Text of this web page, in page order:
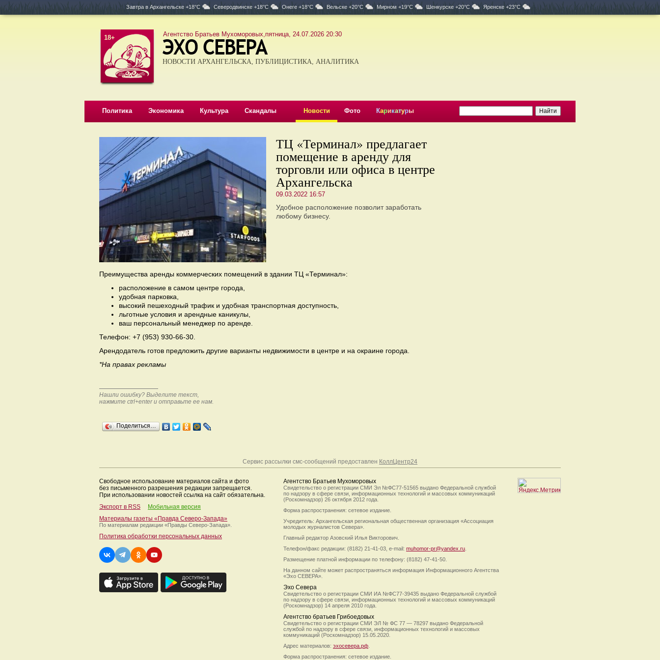
Завтра в Архангельске +18°C Северодвинске +18°C Онеге +18°C Вельске +20°C Мирном +19°C Шенкурске +20°C Яренске +23°C
18+ Агентство Братьев Мухоморовых,пятница, 24.07.2026 20:30
НОВОСТИ АРХАНГЕЛЬСКА, ПУБЛИЦИСТИКА, АНАЛИТИКА
Политика Экономика Культура Скандалы Новости Фото Карикатуры
ТЦ «Терминал» предлагает
помещение в аренду для
торговли или офиса в центре
Архангельска
09.03.2022 16:57
Удобное расположение позволит заработать
любому бизнесу.
Преимущества аренды коммерческих помещений в здании ТЦ «Терминал»:
расположение в самом центре города,
удобная парковка,
высокий пешеходный трафик и удобная транспортная доступность,
льготные условия и арендные каникулы,
ваш персональный менеджер по аренде.
Телефон: +7 (953) 930-66-30.
Арендодатель готов предложить другие варианты недвижимости в центре и на окраине города.
*На правах рекламы
Нашли ошибку? Выделите текст,
нажмите ctrl+enter и отправьте ее нам.
Поделиться…
Сервис рассылки смс-сообщений предоставлен КоллЦентр24
Свободное использование материалов сайта и фото
без письменного разрешения редакции запрещается.
При использовании новостей ссылка на сайт обязательна.
Экспорт в RSS
Мобильная версия
Материалы газеты «Правда Северо-Запада»
По материалам редакции «Правды Северо-Запада».
Политика обработки персональных данных
Агентство Братьев Мухоморовых
Свидетельство о регистрации СМИ Эл №ФС77-51565 выдано Федеральной службой
по надзору в сфере связи, информационных технологий и массовых коммуникаций
(Роскомнадзор) 26 октября 2012 года.
Форма распространения: сетевое издание.
Учредитель: Архангельская региональная общественная организация «Ассоциация
молодых журналистов Севера».
Главный редактор Азовский Илья Викторович.
Телефон/факс редакции: (8182) 21-41-03, e-mail: muhomor-pr@yandex.ru
Размещение платной информации по телефону: (8182) 47-41-50.
На данном сайте может распространяться информация Информационного Агентства
«Эхо СЕВЕРА».
Эхо Севера
Свидетельство о регистрации СМИ ИА №ФС77-39435 выдано Федеральной службой
по надзору в сфере связи, информационных технологий и массовых коммуникаций
(Роскомнадзор) 14 апреля 2010 года.
Агентство братьев Грибоедовых
Свидетельство о регистрации СМИ ЭЛ № ФС 77 — 78297 выдано Федеральной
службой по надзору в сфере связи, информационных технологий и массовых
коммуникаций (Роскомнадзор) 15.05.2020.
Адрес материалов: эхосевера.рф
Форма распространения: сетевое издание.